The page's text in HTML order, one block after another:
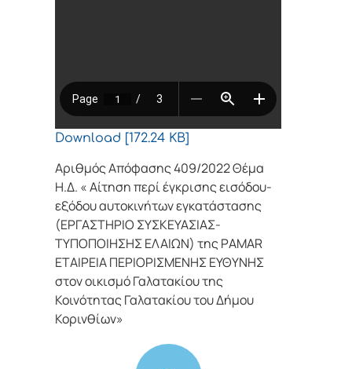
Download [172.24 KB]
Αριθμός Απόφασης 409/2022 Θέμα
Η.Δ. « Αίτηση περί έγκρισης εισόδου-
εξόδου αυτοκινήτων εγκατάστασης
(ΕΡΓΑΣΤΗΡΙΟ ΣΥΣΚΕΥΑΣΙΑΣ-
ΤΥΠΟΠΟΙΗΣΗΣ ΕΛΑΙΩΝ) της ΡAMAR
ΕΤΑΙΡΕΙΑ ΠΕΡΙΟΡΙΣΜΕΝΗΣ ΕΥΘΥΝΗΣ
στον οικισμό Γαλατακίου της
Κοινότητας Γαλατακίου του Δήμου
Κορινθίων»